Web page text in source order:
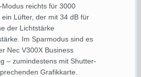
reichts für 3000
Lüfter, der mit 34 dB für
der Lichtstärke
Im Sparmodus sind es
Nec V300X Business
– zumindestens mit Shutter-
Grafikkarte.